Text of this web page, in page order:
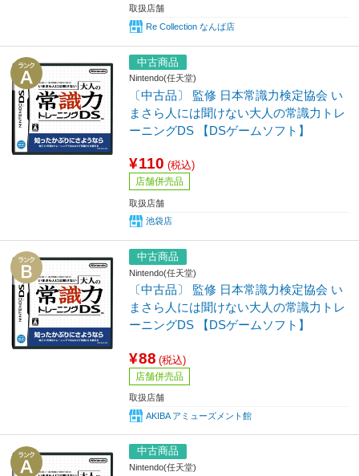
取扱店舗
Re Collection なんば店
中古商品
Nintendo(任天堂)
〔中古品〕 監修 日本常識力検定協会 い
まさら人には聞けない大人の常識力トレ
ーニングDS 【DSゲームソフト】
¥110 (税込)
店舗併売品
取扱店舗
池袋店
中古商品
Nintendo(任天堂)
〔中古品〕 監修 日本常識力検定協会 い
まさら人には聞けない大人の常識力トレ
ーニングDS 【DSゲームソフト】
¥88 (税込)
店舗併売品
取扱店舗
AKIBA アミューズメント館
中古商品
Nintendo(任天堂)